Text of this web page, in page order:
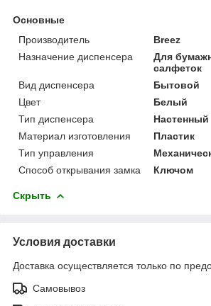
Основные
Производитель
Breez
Назначение диспенсера
Для
салфеток
Вид диспенсера
Бытовой
Цвет
Белый
Тип диспенсера
Настенный
Материал изготовления
Пластик
Тип управления
Способ открывания замка
Ключом
Скрыть
Условия доставки
Доставка осуществляется только по
Самовывоз